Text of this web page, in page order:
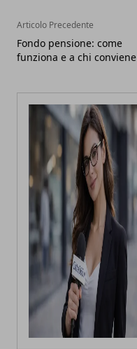
Articolo Precedente
Fondo pensione: come
funziona e a chi conviene